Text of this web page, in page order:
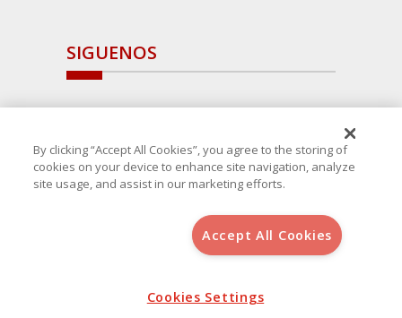
SIGUENOS
, S.L.U.(B-64405731) c/ San Norberto
Aviso Legal
Política de Cookies
By clicking “Accept All Cookies”, you agree to the storing of
cookies on your device to enhance site navigation, analyze
site usage, and assist in our marketing efforts.
Accept All Cookies
Cookies Settings